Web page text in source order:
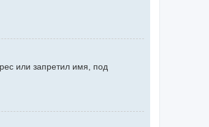
или запретил имя, под